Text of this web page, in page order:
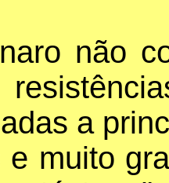
não
a
e muito